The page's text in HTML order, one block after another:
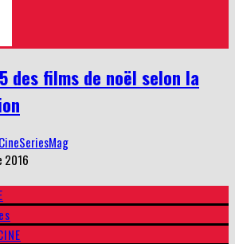
des films de noël selon la
2016